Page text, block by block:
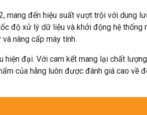
mang đến hiệu suất vượt trội với dung
độ xử lý dữ liệu và khởi động hệ thống
nâng cấp máy tính.
đại. Với cam kết mang lại chất
của hãng luôn được đánh giá cao về